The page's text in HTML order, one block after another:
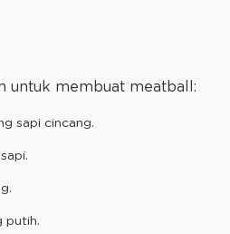
untuk membuat meatball:
sapi cincang.
putih.